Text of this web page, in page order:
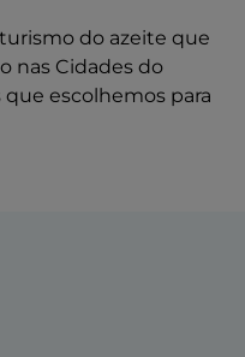
do azeite que
nas Cidades do
escolhemos para